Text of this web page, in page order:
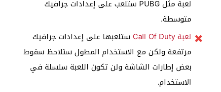
لعبة مثل PUBG ستلعب على إعدادات جرافيك
متوسطة.
لعبة Call Of Duty
ستلعبها على إعدادات جرافيك
مرتفعة ولكن مع الاستخدام المطول ستلاحظ سقوط
بعض إطارات الشاشة ولن تكون اللعبة سلسلة في
الاستخدام.